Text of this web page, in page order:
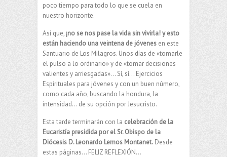
poco tiempo para todo lo que se cuela en
nuestro horizonte.
Así que, ¡no se nos pase la vida sin vivirla! y esto
están haciendo una veintena de jóvenes en este
Santuario de Los Milagros. Unos días de «tomarle
el pulso a lo ordinario» y de «tomar decisiones
valientes y arriesgadas»… Sí, sí… Ejercicios
Espirituales para jóvenes y con un buen número,
como cada año, buscando la hondura, la
intensidad… de su opción por Jesucristo.
Esta tarde terminarán con la celebración de la
Eucaristía presidida por el Sr. Obispo de la
Diócesis D. Leonardo Lemos Montanet. Desde
estas páginas… FELIZ REFLEXIÓN…